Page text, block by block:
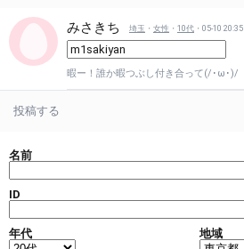
みさきち 埼玉 ・ 女性 ・ 10代 ・05-10 20:35
暇ー！誰か暇つぶし付き合って(/･ω･)/
投稿する
名前
ID
年代 地域